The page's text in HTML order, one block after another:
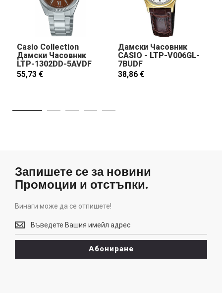
Casio Collection
Дамски Часовник
LTP-1302DD-5AVDF
55,73 €
Дамски Часовник
CASIO - LTP-V006GL-
7BUDF
38,86 €
Запишете се за новини
Промоции и отстъпки.
Винаги може да се отпишете!
Винаги
може
да
отпишете!
Абониране